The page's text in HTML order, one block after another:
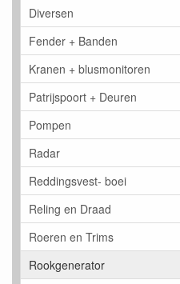
Diversen
Fender + Banden
Kranen + blusmonitoren
Patrijspoort + Deuren
Pompen
Radar
Reddingsvest- boei
Reling en Draad
Roeren en Trims
Rookgenerator